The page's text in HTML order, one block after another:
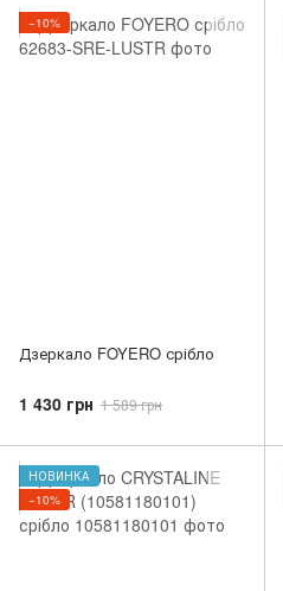
−10%
Дзеркало FOYERO срібло
1 430 грн 1 589 грн
НОВИНКА
−10%